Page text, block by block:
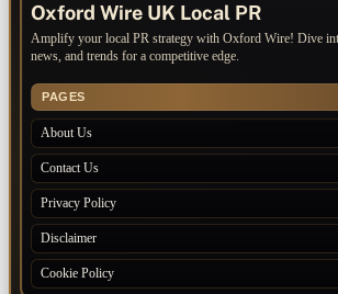
Oxford Wire UK Local PR
Amplify your local PR strategy with Oxford Wire! Dive
news, and trends for a competitive edge.
PAGES
About Us
Contact Us
Privacy Policy
Disclaimer
Cookie Policy